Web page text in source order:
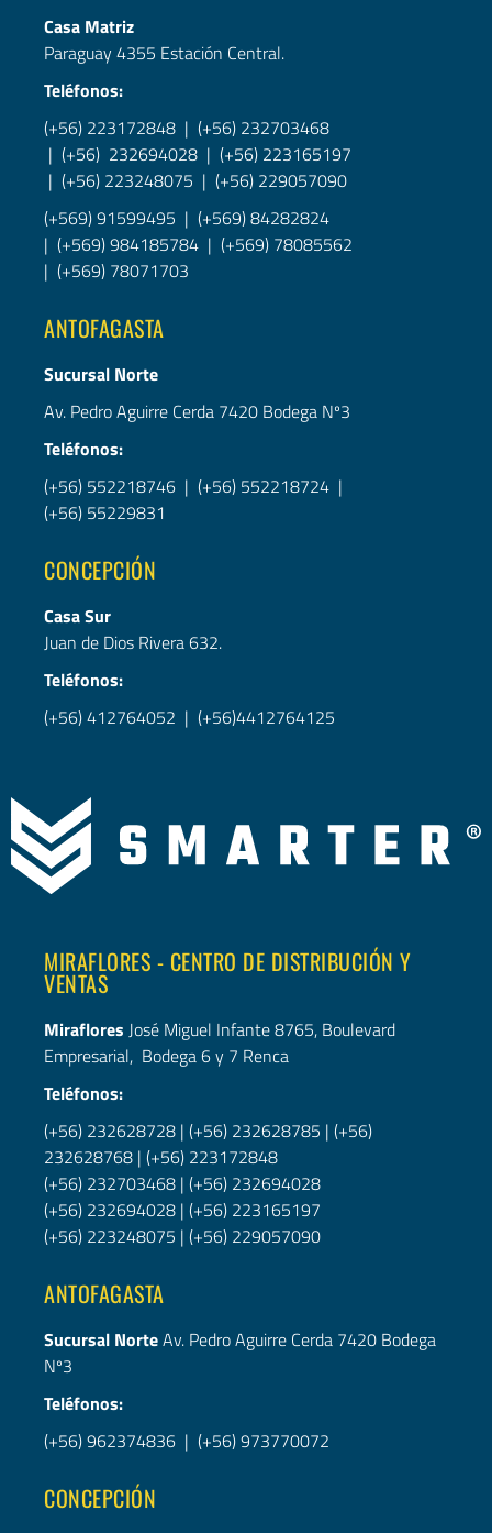
Casa Matriz
Paraguay 4355 Estación Central.
Teléfonos:
(+56) 223172848 | (+56) 232703468
| (+56) 232694028 | (+56) 223165197
| (+56) 223248075 | (+56) 229057090
(+569) 91599495 | (+569) 84282824
| (+569) 984185784 | (+569) 78085562
| (+569) 78071703
ANTOFAGASTA
Sucursal Norte
Av. Pedro Aguirre Cerda 7420 Bodega Nº3
Teléfonos:
(+56) 552218746 | (+56) 552218724 |
(+56) 55229831
CONCEPCIÓN
Casa Sur
Juan de Dios Rivera 632.
Teléfonos:
(+56) 412764052 | (+56)4412764125
MIRAFLORES - CENTRO DE DISTRIBUCIÓN Y
VENTAS
Miraflores José Miguel Infante 8765, Boulevard
Empresarial, Bodega 6 y 7 Renca
Teléfonos:
(+56) 232628728 | (+56) 232628785 | (+56)
232628768 | (+56) 223172848
(+56) 232703468 | (+56) 232694028
(+56) 232694028 | (+56) 223165197
(+56) 223248075 | (+56) 229057090
ANTOFAGASTA
Sucursal NorteAv. Pedro Aguirre Cerda 7420 Bodega
Nº3
Teléfonos:
(+56) 962374836 | (+56) 973770072
CONCEPCIÓN